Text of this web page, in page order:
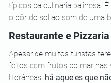
típicos da culinária balinesa.
o pôr do sol ao som de uma
Restaurante e
Apesar de muitos turistas
feitos com frutos do mar nas
litorâneas, há aqueles que